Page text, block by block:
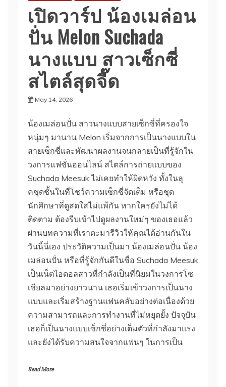
เปิดวาร์ป น้องเมล่อน
ปั่น Melon Suchada
นางแบบ สาวเซ็กซี่
สไตล์สุดจี๊ด
May 14, 2026
น้องเมล่อนปั่น สาวนางแบบสายเซ็กซี่ที่ครองใจ
หนุ่มๆ มานาน Melon เริ่มจากการเป็นนางแบบใน
สายเซ็กซี่และพัฒนาผลงานจนกลายเป็นที่รู้จักใน
วงการแฟชั่นออนไลน์ สไตล์การถ่ายแบบของ
Suchada Meesuk ไม่เคยทำให้ผิดหวัง ทั้งในลุ
คชุดชั้นในที่โชว์ความเซ็กซี่จัดเต็ม หรือชุด
นักศึกษาที่ดูสดใสไม่แพ้กัน หากใครยังไม่ได้
ติดตาม ต้องรีบเข้าไปดูผลงานใหม่ๆ ของเธอแล้ว
ผ่านบทความที่เราตะมารีวิวให้คุณได้อ่านกันใน
วันนี้นี่เอง ประวัติความเป็นมา น้องเมล่อนปั่น น้อง
เมล่อนปั่น หรือที่รู้จักกันดีในชื่อ Suchada Meesuk
เป็นเน็ตไอดอลสาวที่กำลังเป็นที่นิยมในวงการโซ
เชียลมาอย่างยาวนาน เธอเริ่มเข้าวงการเป็นนาง
แบบและเริ่มสร้างฐานแฟนคลับอย่างต่อเนื่องด้วย
ความสามารถและการทำงานที่ไม่หยุดยั้ง ปัจจุบัน
เธอก็เป็นนางแบบเซ็กซี่อย่างเต็มตัวที่กำลังมาแรง
และยังได้รับความสนใจจากแฟนๆ ในการเป็น
Read More